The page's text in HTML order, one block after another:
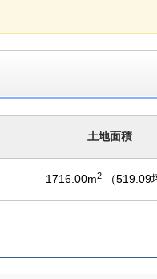
土地面積
1716.00m2 （519.09